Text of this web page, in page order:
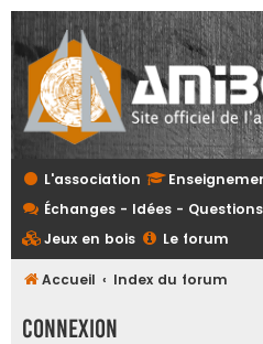
L'association
Échanges - Idées - Questions
Jeux en bois
Le forum
Accueil Index du forum
Connexion